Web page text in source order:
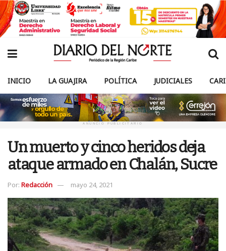
INICIO LA GUAJIRA POLÍTICA JUDICIALES
ANUNCIO PUBLICITARIO
Un muerto y cinco heridos deja
ataque armado en Chalán, Sucre
Por: Redacción mayo 24, 2021